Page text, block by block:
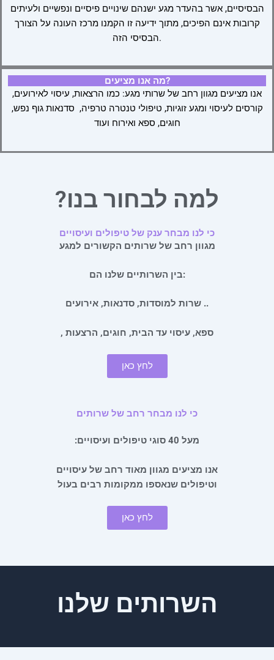
הבסיסיים, אשר בהעדר מגע ישנהם שינויים פיסיים ונפשיים ולעיתים
קרובות אינם הפיכים, מתוך ידיעה זו הקמנו מרכז העונה על הצורך
הבסיסי הזה.
מה אנו מציעים?
אנו מציעים מגוון רחב של שרותי מגע: כמו הרצאות, עיסוי לאירועים,
קורסים לעיסוי ומגע זוגיות, טיפולי טנטרה טרפיה, סדנאות גוף נפש,
חוגים, ספא ואירוח ועוד
?למה לבחור בנו
כי לנו מבחר ענק של טיפולים ועיסויים
מגוון רחב של שרותים הקשורים למגע
בין השרותיים שלנו הם:
שרות למוסדות, סדנאות, אירועים ..
, ספא, עיסוי עד הבית, חוגים, הרצעות
לחץ כאן
כי לנו מבחר רחב של שרותים
:מעל 40 סוגי טיפולים ועיסויים
אנו מציעים מגוון מאוד רחב של עיסויים
וטיפולים שנאספו ממקומות רבים בעול
לחץ כאן
השרותים שלנו